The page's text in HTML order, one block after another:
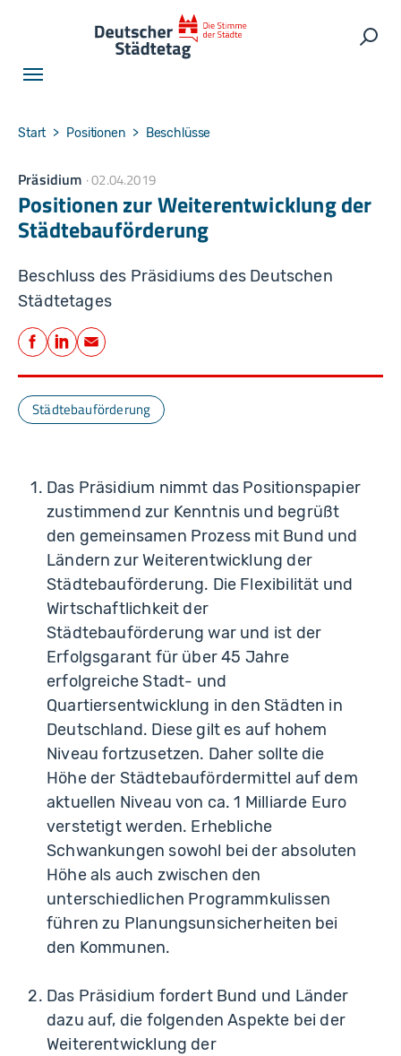
You are here:
Start Positionen Beschlüsse
Präsidium 02.04.2019
Positionen zur Weiterentwicklung der
Städtebauförderung
Beschluss des Präsidiums des Deutschen
Städtetages
Teilen
Facebook
LinkedIn
E-Mail
Städtebauförderung
Das Präsidium nimmt das Positionspapier
zustimmend zur Kenntnis und begrüßt
den gemeinsamen Prozess mit Bund und
Ländern zur Weiterentwicklung der
Städtebauförderung. Die Flexibilität und
Wirtschaftlichkeit der
Städtebauförderung war und ist der
Erfolgsgarant für über 45 Jahre
erfolgreiche Stadt- und
Quartiersentwicklung in den Städten in
Deutschland. Diese gilt es auf hohem
Niveau fortzusetzen. Daher sollte die
Höhe der Städtebaufördermittel auf dem
aktuellen Niveau von ca. 1 Milliarde Euro
verstetigt werden. Erhebliche
Schwankungen sowohl bei der absoluten
Höhe als auch zwischen den
unterschiedlichen Programmkulissen
führen zu Planungsunsicherheiten bei
den Kommunen.
Das Präsidium fordert Bund und Länder
dazu auf, die folgenden Aspekte bei der
Weiterentwicklung der